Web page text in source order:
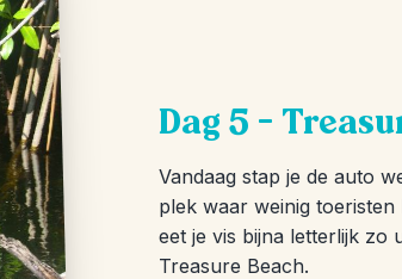
Dag 5 –
Vandaag stap je de auto
plek waar weinig
eet je vis bijna letterlijk zo
Treasure Beach.